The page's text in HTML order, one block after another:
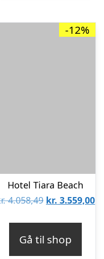
-12%
Hotel Tiara Beach
4.058,49 Den
kr. 3.559,00
Gå til shop